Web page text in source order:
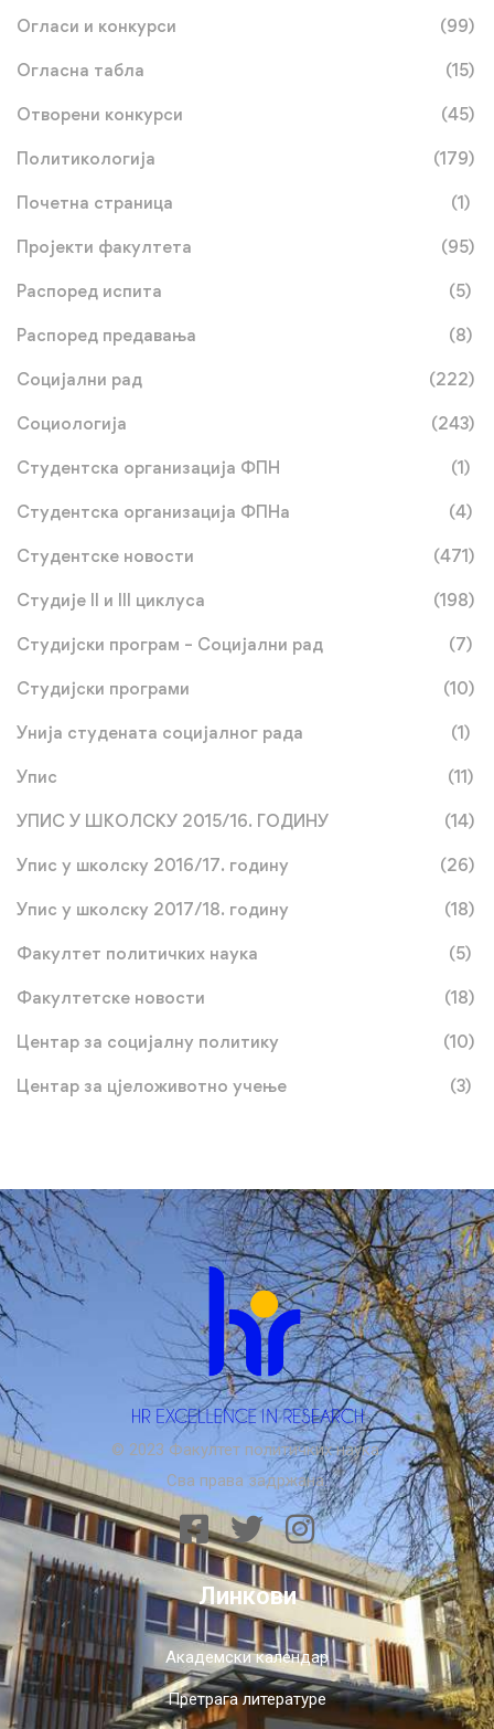
Огласи и конкурси (99)
Огласна табла (15)
Отворени конкурси (45)
Политикологија (179)
Почетна страница (1)
Пројекти факултета (95)
Распоред испита (5)
Распоред предавања (8)
Социјални рад (222)
Социологија (243)
Студентска организација ФПН (1)
Студентска организација ФПНа (4)
Студентске новости (471)
Студије II и III циклуса (198)
Студијски програм – Социјални рад (7)
Студијски програми (10)
Унија студената социјалног рада (1)
Упис (11)
УПИС У ШКОЛСКУ 2015/16. ГОДИНУ (14)
Упис у школску 2016/17. годину (26)
Упис у школску 2017/18. годину (18)
Факултет политичких наука (5)
Факултетске новости (18)
Центар за социјалну политику (10)
Центар за цјеложивотно учење (3)
© 2023 Факултет политичких наука.
Сва права задржана.
Линкови
Академски календар
Претрага литературе